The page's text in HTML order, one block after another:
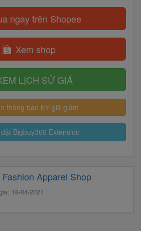
ngay trên Shopee
Xem shop
LỊCH SỬ GIÁ
thông báo khi giá giảm
Bigbuy360 Extension
Fashion Apparel Shop
18-04-2021